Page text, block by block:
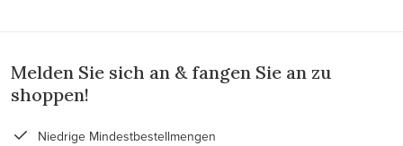
Melden Sie sich an & fangen Sie an zu
shoppen!
Niedrige Mindestbestellmengen